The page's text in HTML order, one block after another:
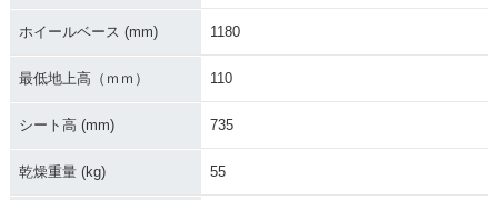
ホイールベース (mm) 1180
最低地上高（ｍｍ） 110
シート高 (mm) 735
乾燥重量 (kg) 55